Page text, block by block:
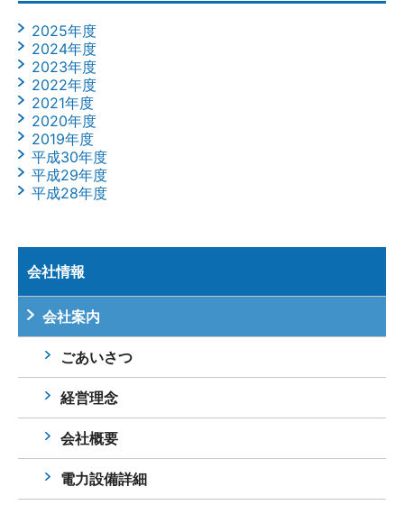
2025年度
2024年度
2023年度
2022年度
2021年度
2020年度
2019年度
平成30年度
平成29年度
平成28年度
会社情報
会社案内
ごあいさつ
経営理念
会社概要
電力設備詳細